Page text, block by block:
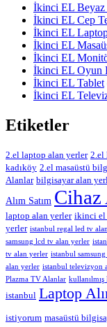
İkinci EL Beyaz
İkinci EL Cep
İkinci EL
İkinci EL
İkinci EL
İkinci EL Oyun
İkinci EL Tablet
İkinci EL
Etiketler
2.el laptop alan yerler 2.el
kadıköy 2.el masaüstü
Alanlar bilgisayar alan
Alım Satım Cihaz
laptop alan yerler ikinci el
yerler istanbul regal led tv
samsung lcd tv alan yerler
tv alan yerler istanbul
alan yerler istanbul televizyon
Plazma TV Alanlar
istanbul Laptop
istiyorum masaüstü